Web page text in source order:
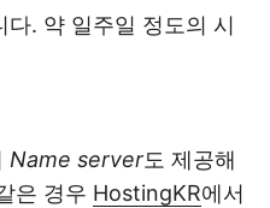
. 약 일주일 정도의 시
Name server도 제공해
은 경우 HostingKR에서